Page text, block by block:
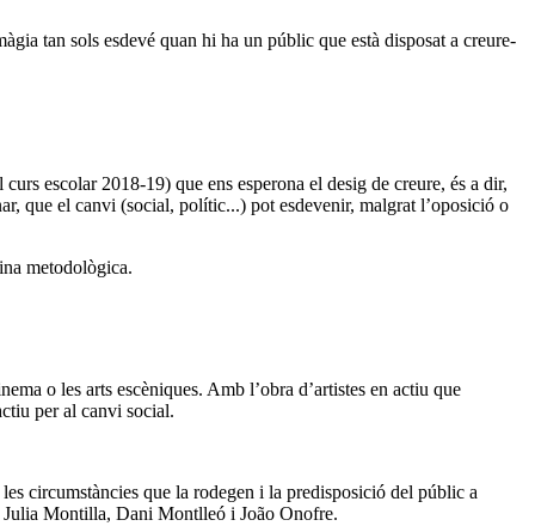
tan sols esdevé quan hi ha un públic que està disposat a creure-
escolar 2018-19) que ens esperona el desig de creure, és a dir,
que el canvi (social, polític...) pot esdevenir, malgrat l’oposició o
metodològica.
o les arts escèniques. Amb l’obra d’artistes en actiu que
per al canvi social.
circumstàncies que la rodegen i la predisposició del públic a
Julia Montilla, Dani Montlleó i João Onofre.